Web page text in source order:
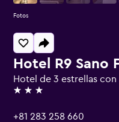
Hotel R9 Sano
Hotel de 3 estrellas
3 estrellas
+81 283 258 660
Fotos